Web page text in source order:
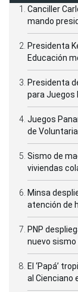
Canciller
mando
Presidenta
Educación
Presidenta
para Juegos
Juegos
de
Sismo de
viviendas
Minsa
atención de
PNP
nuevo
El ‘Papá’
al Cienciano